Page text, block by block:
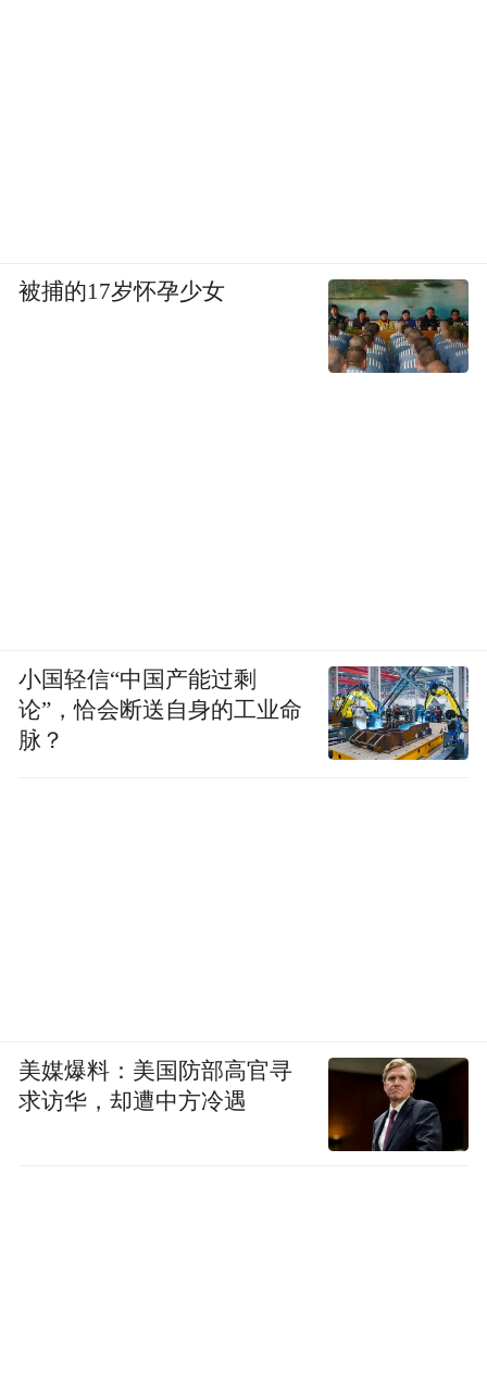
被捕的17岁怀孕少女
小国轻信“中国产能过剩
论”，恰会断送自身的工业命
脉？
美媒爆料：美国防部高官寻
求访华，却遭中方冷遇